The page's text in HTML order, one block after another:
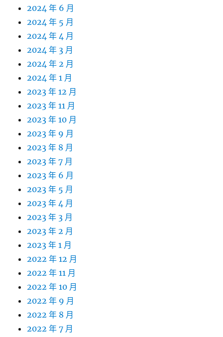
2024 年 6 月
2024 年 5 月
2024 年 4 月
2024 年 3 月
2024 年 2 月
2024 年 1 月
2023 年 12 月
2023 年 11 月
2023 年 10 月
2023 年 9 月
2023 年 8 月
2023 年 7 月
2023 年 6 月
2023 年 5 月
2023 年 4 月
2023 年 3 月
2023 年 2 月
2023 年 1 月
2022 年 12 月
2022 年 11 月
2022 年 10 月
2022 年 9 月
2022 年 8 月
2022 年 7 月